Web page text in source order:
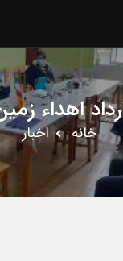
اهداء
خانه اخبار